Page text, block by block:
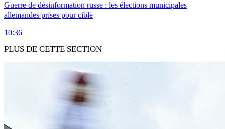
Guerre de désinformation russe : les élections municipales
allemandes prises pour cible
10:36
PLUS DE CETTE SECTION